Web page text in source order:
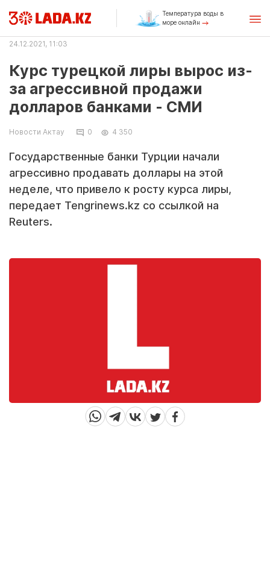
Температура воды в
море онлайн
24.12.2021, 11:03
Курс турецкой лиры вырос из-
за агрессивной продажи
долларов банками - СМИ
Новости Актау 0 4 350
Государственные банки Турции начали
агрессивно продавать доллары на этой
неделе, что привело к росту курса лиры,
передает Tengrinews.kz со ссылкой на
Reuters.